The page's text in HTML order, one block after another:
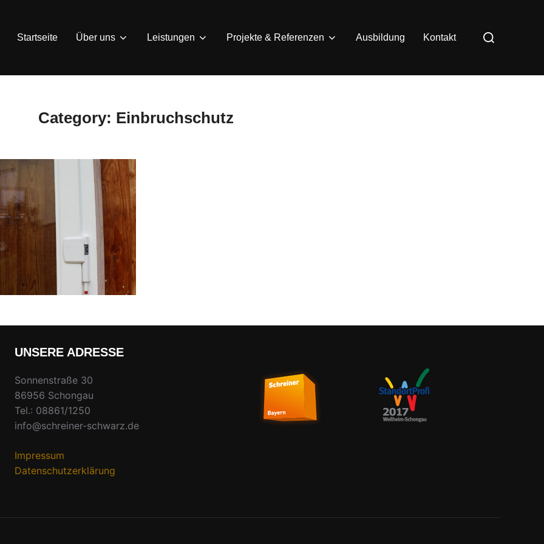
Startseite Über uns Leistungen Projekte & Referenzen Ausbildung Kontakt
Suchen
nach:
Category: Einbruchschutz
UNSERE ADRESSE
Sonnenstraße 30
86956 Schongau
Tel.: 08861/1250
info@schreiner-schwarz.de
Impressum
Datenschutzerklärung